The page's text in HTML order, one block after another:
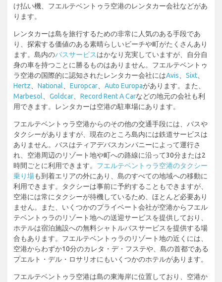
け払い機、フエルテベントゥラ空港のレンタカー会社などがあ
ります。
レンタカーは島を旅行するための非常に人気のある手段であ
り、探索する価値のある素晴らしいビーチや町がたくさんあり
ます。島内のバスサービスはかなり充実していますが、自分自
身の車を持つことに勝るものはありません。フエルテベントゥ
ラ空港の国際的に認知されたレンタカー会社にはAvis Sixt
Hertz
National Europcar Auto Europaがあります。また、
Marbesol
Goldcar Record Rent A Carなどの地元の会社も利
用できます。レンタカーは空港の駐車場にあります。
フエルテベントゥラ空港からのその他の交通手段には、バスや
タクシーがありますが、現在のところ島内には鉄道サービスは
ありません。バスはティアデバスカンパニーによって運行さ
れ、空港周辺のリゾート地や町への路線に沿って30分または2
時間ごとに利用できます。 フエルテベントゥラ空港のタクシー
乗り場も到着エリアの外にあり、島のすべての地域への移動に
利用できます。タクシーは事前に予約することもできますが、
空港には常にタクシーが待機しているため、ほとんど必要あり
ません。また、いくつかのプライベート会社が空港からフエル
テベントゥラのリゾート地への送迎サービスを提供しており、
ホテルは宿泊施設への無料シャトルバスサービスを提供する場
合もあります。フエルテベントゥラのリゾート地の近くには、
空港からわずか10分のカレタ・デ・フステや、島の首都である
プエルト・デル・ロサリオにもいくつかのホテルがあります。
フエルテベントゥラ空港は島の東海岸に位置しており、空港か